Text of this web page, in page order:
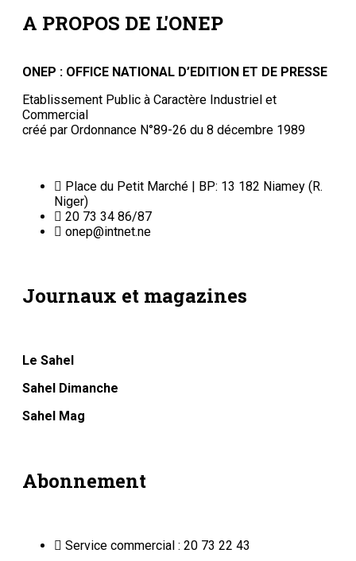
A PROPOS DE L'ONEP
ONEP : OFFICE NATIONAL D’EDITION ET DE PRESSE
Etablissement Public à Caractère Industriel et
Commercial
créé par Ordonnance N°89-26 du 8 décembre 1989
Place du Petit Marché | BP: 13 182 Niamey (R.
Niger)
20 73 34 86/87
onep@intnet.ne
Journaux et magazines
Le Sahel
Sahel Dimanche
Sahel Mag
Abonnement
Service commercial : 20 73 22 43